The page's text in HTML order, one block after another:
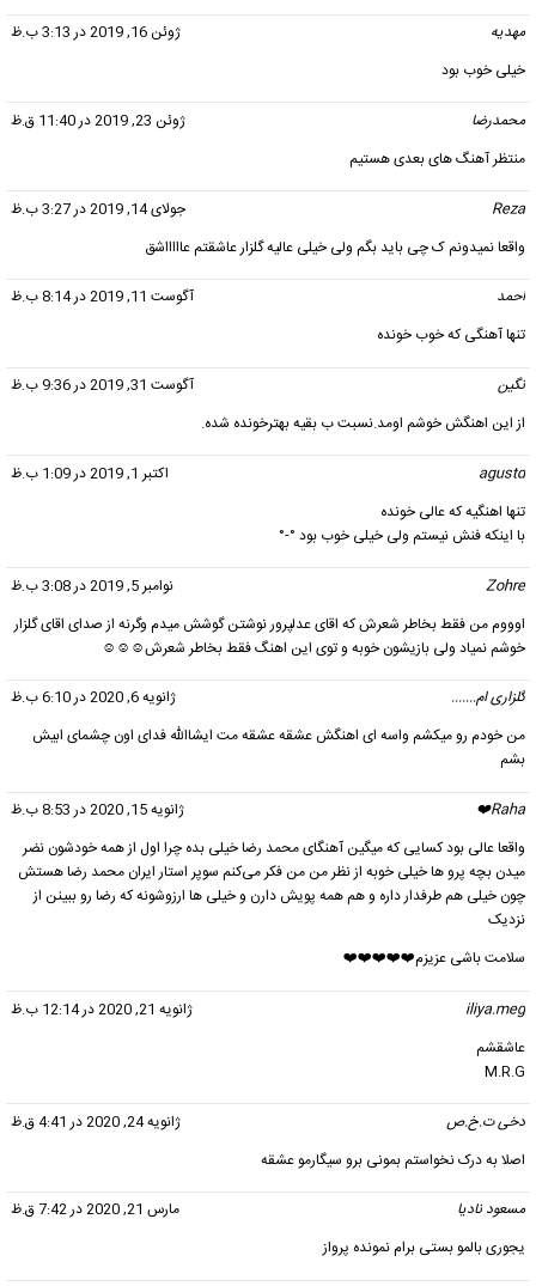
مهدیه
ژوئن 16, 2019 در 3:13 ب.ظ
خیلی خوب بود
محمدرضا
ژوئن 23, 2019 در 11:40 ق.ظ
منتظر آهنگ های بعدی هستیم
Reza
جولای 14, 2019 در 3:27 ب.ظ
واقعا نمیدونم ک چی باید بگم ولی خیلی عالیه گلزار عاشقتم عاااااشق
احمد
آگوست 11, 2019 در 8:14 ب.ظ
تنها آهنگی که خوب خونده
نگین
آگوست 31, 2019 در 9:36 ب.ظ
از این اهنگش خوشم اومد.نسبت ب بقیه بهترخونده شده.
agustd
اکتبر 1, 2019 در 1:09 ب.ظ
تنها اهنگیه که عالی خونده
با اینکه فنش نیستم ولی خیلی خوب بود °-°
Zohre
نوامبر 5, 2019 در 3:08 ب.ظ
اوووم من فقط بخاطر شعرش که اقای عدلپرور نوشتن گوشش میدم وگرنه از صدای اقای گلزار
خوشم نمیاد ولی بازیشون خوبه و توی این اهنگ فقط بخاطر شعرش☺☺☺
گلزاری ام.......
ژانویه 6, 2020 در 6:10 ب.ظ
من خودم رو میکشم واسه ای اهنگش عشقه عشقه مت ایشاالله فدای اون چشمای ابیش
بشم
Raha❤️
ژانویه 15, 2020 در 8:53 ب.ظ
واقعا عالی بود کسایی که میگین آهنگای محمد رضا خیلی بده چرا اول از همه خودشون نضر
میدن بچه پرو ها خیلی خوبه از نظر من من فکر می‌کنم سوپر استار ایران محمد رضا هستش
چون خیلی هم طرفدار داره و هم همه پویش دارن و خیلی ها ارزوشونه که رضا رو ببینن از
نزدیک
سلامت باشی عزیزم❤️❤️❤️❤️❤️
iliya.meg
ژانویه 21, 2020 در 12:14 ب.ظ
عاشقشم
M.R.G
دخی ت.خ.ص
ژانویه 24, 2020 در 4:41 ق.ظ
اصلا به درک نخواستم بمونی برو سیگارمو عشقه
مسعود نادیا
مارس 21, 2020 در 7:42 ق.ظ
یجوری بالمو بستی برام نمونده پرواز